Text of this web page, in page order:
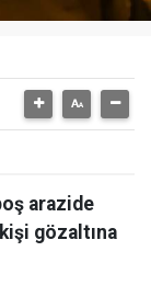
arazide
gözaltına